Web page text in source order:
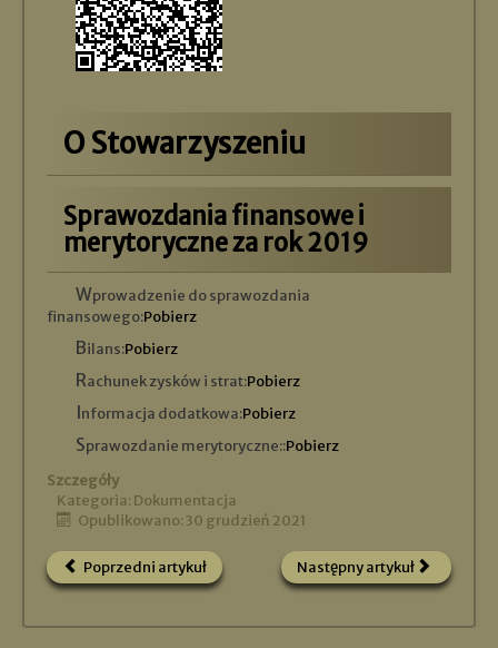
O Stowarzyszeniu
Sprawozdania finansowe i
merytoryczne za rok 2019
Wprowadzenie do sprawozdania
finansowego:Pobierz
Bilans:Pobierz
Rachunek zysków i strat:Pobierz
Informacja dodatkowa:Pobierz
Sprawozdanie merytoryczne::Pobierz
Szczegóły
Kategoria: Dokumentacja
Opublikowano: 30 grudzień 2021
Poprzedni artykuł Następny artykuł